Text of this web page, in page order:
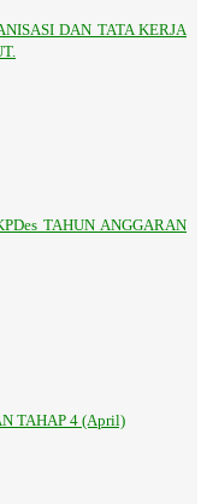
DAN TATA KERJA
TAHUN ANGGARAN
TAHAP 4 (April)